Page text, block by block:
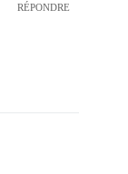
RÉPONDRE